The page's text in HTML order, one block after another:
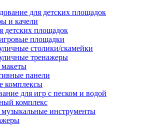
для детских площадок
и качели
детских площадок
площадки
столики/скамейки
тренажеры
панели
комплексы
для игр с песком и водой
комплекс
инструменты